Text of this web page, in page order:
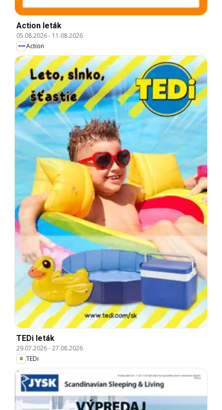
Action leták
05.08.2026- 11.08.2026
Action
TEDi leták
29.07.2026-27.08.2026
TEDi